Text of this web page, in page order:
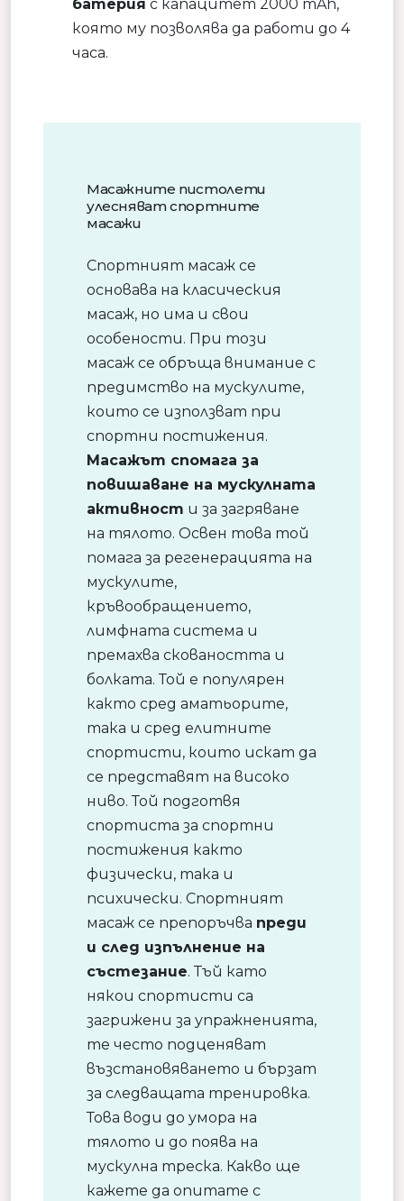
батерия с капацитет 2000 mAh,
която му позволява да работи до 4
часа.
Масажните пистолети
улесняват спортните
масажи
Спортният масаж се
основава на класическия
масаж, но има и свои
особености. При този
масаж се обръща внимание с
предимство на мускулите,
които се използват при
спортни постижения.
Масажът спомага за
повишаване на мускулната
активност и за загряване
на тялото. Освен това той
помага за регенерацията на
мускулите,
кръвообращението,
лимфната система и
премахва сковаността и
болката. Той е популярен
както сред аматьорите,
така и сред елитните
спортисти, които искат да
се представят на високо
ниво. Той подготвя
спортиста за спортни
постижения както
физически, така и
психически. Спортният
масаж се препоръчва преди
и след изпълнение на
състезание. Тъй като
някои спортисти са
загрижени за упражненията,
те често подценяват
възстановяването и бързат
за следващата тренировка.
Това води до умора на
тялото и до поява на
мускулна треска. Какво ще
кажете да опитате с